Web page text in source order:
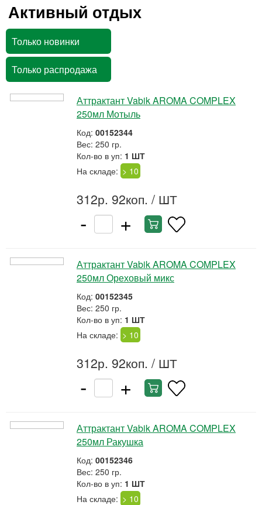
Активный отдых
Только новинки
Только распродажа
Аттрактант Vabik AROMA COMPLEX
250мл Мотыль
Код: 00152344
Вес: 250 гр.
Кол-во в уп: 1 ШТ
На складе: > 10
312р. 92коп. / ШТ
- +
Аттрактант Vabik AROMA COMPLEX
250мл Ореховый микс
Код: 00152345
Вес: 250 гр.
Кол-во в уп: 1 ШТ
На складе: > 10
312р. 92коп. / ШТ
- +
Аттрактант Vabik AROMA COMPLEX
250мл Ракушка
Код: 00152346
Вес: 250 гр.
Кол-во в уп: 1 ШТ
На складе: > 10